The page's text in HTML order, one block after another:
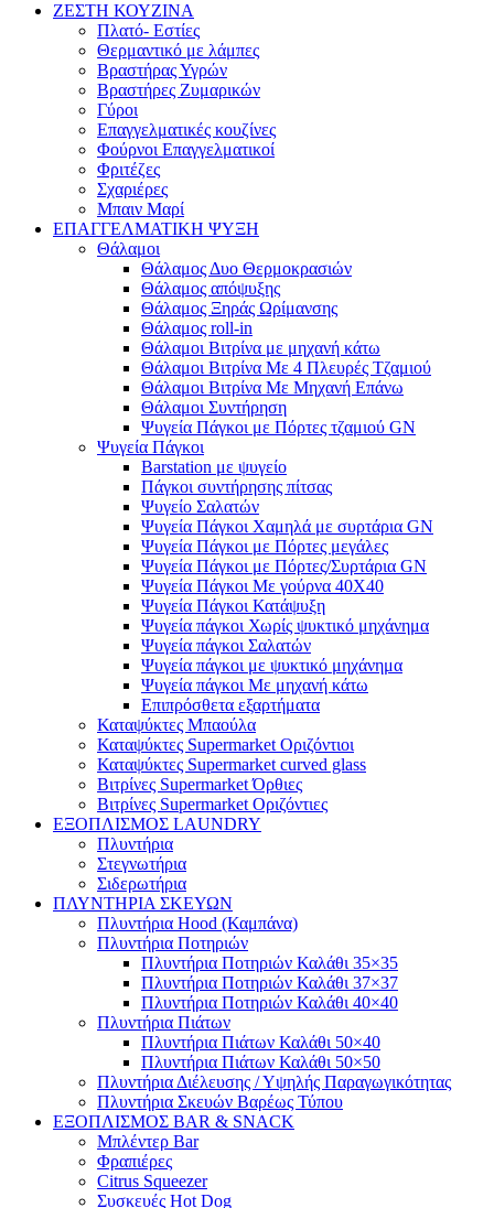
ΖΕΣΤΗ ΚΟΥΖΙΝΑ
Πλατό- Εστίες
Θερμαντικό με λάμπες
Βραστήρας Υγρών
Βραστήρες Ζυμαρικών
Γύροι
Επαγγελματικές κουζίνες
Φούρνοι Επαγγελματικοί
Φριτέζες
Σχαριέρες
Μπαιν Μαρί
ΕΠΑΓΓΕΛΜΑΤΙΚΗ ΨΥΞΗ
Θάλαμοι
Θάλαμος Δυο Θερμοκρασιών
Θάλαμος απόψυξης
Θάλαμος Ξηράς Ωρίμανσης
Θάλαμος roll-in
Θάλαμοι Βιτρίνα με μηχανή κάτω
Θάλαμοι Βιτρίνα Με 4 Πλευρές Τζαμιού
Θάλαμοι Βιτρίνα Με Μηχανή Επάνω
Θάλαμοι Συντήρηση
Ψυγεία Πάγκοι με Πόρτες τζαμιού GN
Ψυγεία Πάγκοι
Barstation με ψυγείο
Πάγκοι συντήρησης πίτσας
Ψυγείο Σαλατών
Ψυγεία Πάγκοι Χαμηλά με συρτάρια GN
Ψυγεία Πάγκοι με Πόρτες μεγάλες
Ψυγεία Πάγκοι με Πόρτες/Συρτάρια GN
Ψυγεία Πάγκοι Με γούρνα 40Χ40
Ψυγεία Πάγκοι Κατάψυξη
Ψυγεία πάγκοι Χωρίς ψυκτικό μηχάνημα
Ψυγεία πάγκοι Σαλατών
Ψυγεία πάγκοι με ψυκτικό μηχάνημα
Ψυγεία πάγκοι Με μηχανή κάτω
Επιπρόσθετα εξαρτήματα
Καταψύκτες Μπαούλα
Καταψύκτες Supermarket Οριζόντιοι
Καταψύκτες Supermarket curved glass
Βιτρίνες Supermarket Όρθιες
Βιτρίνες Supermarket Οριζόντιες
ΕΞΟΠΛΙΣΜΟΣ LAUNDRY
Πλυντήρια
Στεγνωτήρια
Σιδερωτήρια
ΠΛΥΝΤΗΡΙΑ ΣΚΕΥΩΝ
Πλυντήρια Hood (Καμπάνα)
Πλυντήρια Ποτηριών
Πλυντήρια Ποτηριών Καλάθι 35×35
Πλυντήρια Ποτηριών Καλάθι 37×37
Πλυντήρια Ποτηριών Καλάθι 40×40
Πλυντήρια Πιάτων
Πλυντήρια Πιάτων Καλάθι 50×40
Πλυντήρια Πιάτων Καλάθι 50×50
Πλυντήρια Διέλευσης / Υψηλής Παραγωγικότητας
Πλυντήρια Σκευών Βαρέως Τύπου
ΕΞΟΠΛΙΣΜΟΣ BAR & SNACK
Μπλέντερ Bar
Φραπιέρες
Citrus Squeezer
Συσκευές Hot Dog